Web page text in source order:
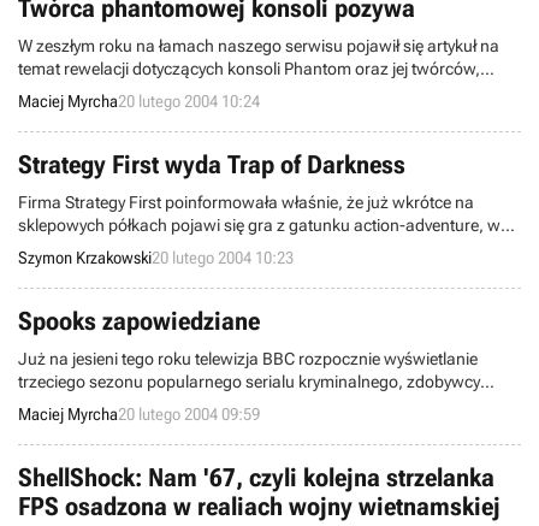
Twórca phantomowej konsoli pozywa
W zeszłym roku na łamach naszego serwisu pojawił się artykuł na
temat rewelacji dotyczących konsoli Phantom oraz jej twórców,
Infinitum Labs, jakie zaprezentowała strona HardOCP. Okazuje się,
że sprawa ta ma ciąg dalszy, bowiem Infinitum Labs chce pozwać
do sądu redakcję strony HardOCP za umieszczenie tych informacji w
Internecie.
Maciej Myrcha20 lutego 2004 10:24
Strategy First wyda Trap of Darkness
Firma Strategy First poinformowała właśnie, że już wkrótce na
sklepowych półkach pojawi się gra z gatunku action-adventure, w
której akcję obserwować będziemy z rzutu izometrycznego.
Necromania: Trap of Darkness, bo tak się ów tytuł nazywa,
stworzona została już jakiś czas temu przez mało znane studio
Cinemax, ale nie posiadała wydawcy. Wygląda więc na to, że tytuł
ten nadal jest dość dobry, skoro zdecydowano się go wydać, mimo
iż jego autorzy nie osiągnęli żadnych większych sukcesów (wespół z
innymi mniejszymi firmami pracowali tylko m.in. nad grami Inquisitor
i State of War).
Szymon Krzakowski20 lutego 2004 10:23
Spooks zapowiedziane
Już na jesieni tego roku telewizja BBC rozpocznie wyświetlanie
trzeciego sezonu popularnego serialu kryminalnego, zdobywcy
nagrody BAFTA, Spooks. Również na jesień przewidziana jest
premiera gry komputerowej, której fabuła nawiązuje do tego serialu.
Developingiem gry zajęła się firma Gamezlab, wewnętrzne studio
BBC Multimedia a produkt finalny będą mieli szanse ujrzeć
właściciele PS2, Xboxa i PC.
Maciej Myrcha20 lutego 2004 09:59
ShellShock: Nam '67, czyli kolejna strzelanka
FPS osadzona w realiach wojny wietnamskiej